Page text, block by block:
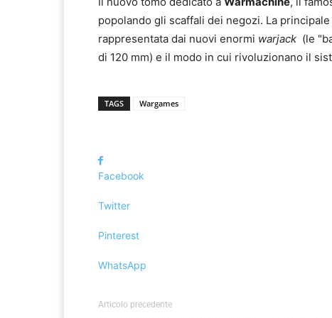
popolando gli scaffali dei negozi. La
rappresentata dai nuovi enormi warjack (le
di 120 mm) e il modo in cui rivoluzionano il
TAGS Wargames
Facebook
Twitter
Pinterest
WhatsApp
Articolo precedente